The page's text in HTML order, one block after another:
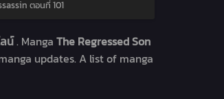
ตอนที่ 101
น์. Manga The Regressed Son
updates. A list of manga